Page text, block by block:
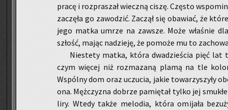
pracę i roz­pra­szał wiecz­ną ciszę. Czę­sto
za­czę­ła go za­wo­dzić. Za­czął się oba­wiać, że
jego matka umrze na za­wsze. Może wła­śnie
szłość, mając na­dzie­ję, że po­mo­że mu to
Nie­ste­ty matka, która dwa­dzie­ścia pięć lat
czym wię­cej niż roz­ma­za­ną plamą na tle
Wspól­ny dom oraz uczu­cia, jakie to­wa­rzy­szy­ły
ona. Męż­czy­zna do­brze pa­mię­tał tylko jej
liry. Wtedy także me­lo­dia, która omi­ja­ła